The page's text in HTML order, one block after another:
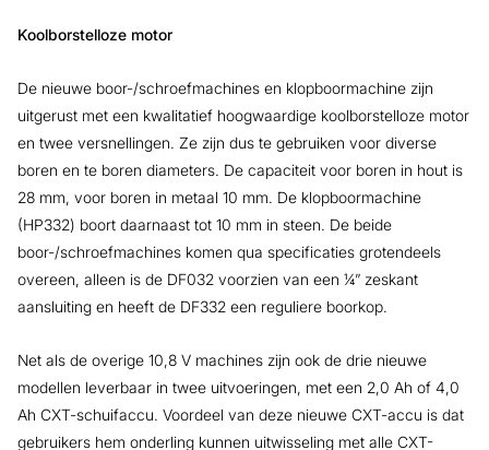
Koolborstelloze motor
De nieuwe boor-/schroefmachines en klopboormachine zijn
uitgerust met een kwalitatief hoogwaardige koolborstelloze motor
en twee versnellingen. Ze zijn dus te gebruiken voor diverse
boren en te boren diameters. De capaciteit voor boren in hout is
28 mm, voor boren in metaal 10 mm. De klopboormachine
(HP332) boort daarnaast tot 10 mm in steen. De beide
boor-/schroefmachines komen qua specificaties grotendeels
overeen, alleen is de DF032 voorzien van een ¼” zeskant
aansluiting en heeft de DF332 een reguliere boorkop.
Net als de overige 10,8 V machines zijn ook de drie nieuwe
modellen leverbaar in twee uitvoeringen, met een 2,0 Ah of 4,0
Ah CXT-schuifaccu. Voordeel van deze nieuwe CXT-accu is dat
gebruikers hem onderling kunnen uitwisseling met alle CXT-